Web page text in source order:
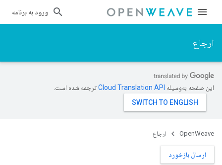
ورود به برنامه
ارجاع
این صفحه به‌وسیله ترجمه شده است.
OpenWeave ارجاع
ارسال بازخورد